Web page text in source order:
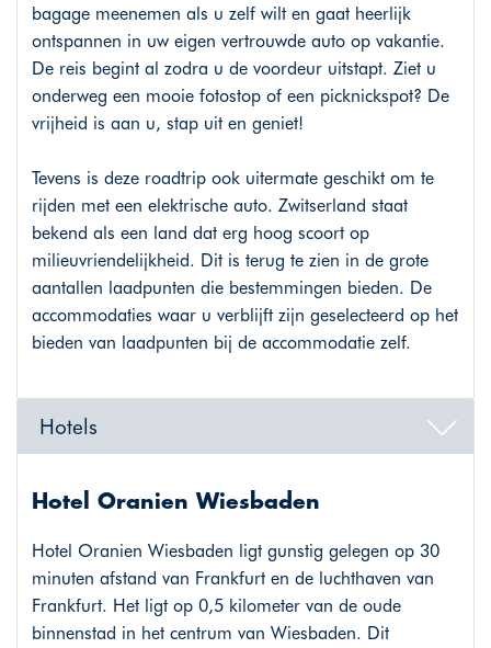
bagage meenemen als u zelf wilt en gaat heerlijk
ontspannen in uw eigen vertrouwde auto op vakantie.
De reis begint al zodra u de voordeur uitstapt. Ziet u
onderweg een mooie fotostop of een picknickspot? De
vrijheid is aan u, stap uit en geniet!
Tevens is deze roadtrip ook uitermate geschikt om te
rijden met een elektrische auto. Zwitserland staat
bekend als een land dat erg hoog scoort op
milieuvriendelijkheid. Dit is terug te zien in de grote
aantallen laadpunten die bestemmingen bieden. De
accommodaties waar u verblijft zijn geselecteerd op het
bieden van laadpunten bij de accommodatie zelf.
Hotels
Hotel Oranien Wiesbaden
Hotel Oranien Wiesbaden ligt gunstig gelegen op 30
minuten afstand van Frankfurt en de luchthaven van
Frankfurt. Het ligt op 0,5 kilometer van de oude
binnenstad in het centrum van Wiesbaden. Dit